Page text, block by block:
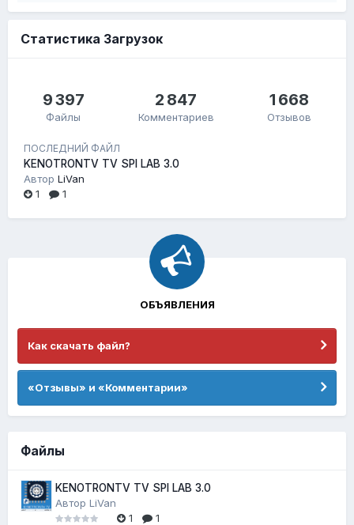
Статистика Загрузок
9 397
Файлы
2 847
Комментариев
1 668
Отзывов
ПОСЛЕДНИЙ ФАЙЛ
KENOTRONTV TV SPI LAB 3.0
Автор LiVan
1
1
ОБЪЯВЛЕНИЯ
Как скачать файл?
«Отзывы» и «Комментарии»
Файлы
KENOTRONTV TV SPI LAB 3.0
Автор LiVan
1
1